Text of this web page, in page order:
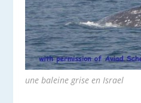
une baleine grise en Israel